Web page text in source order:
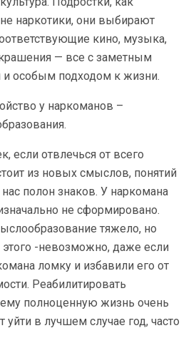
наркотики, они выбирают
кино, музыка,
— все с заметным
и особым подходом к жизни.
у наркоманов –
если отвлечься от всего
из новых смыслов, понятий
полон знаков. У наркомана
не сформировано.
тяжело, но
-невозможно, даже если
ломку и избавили его от
Реабилитировать
полноценную жизнь очень
уйти в лучшем случае год, часто